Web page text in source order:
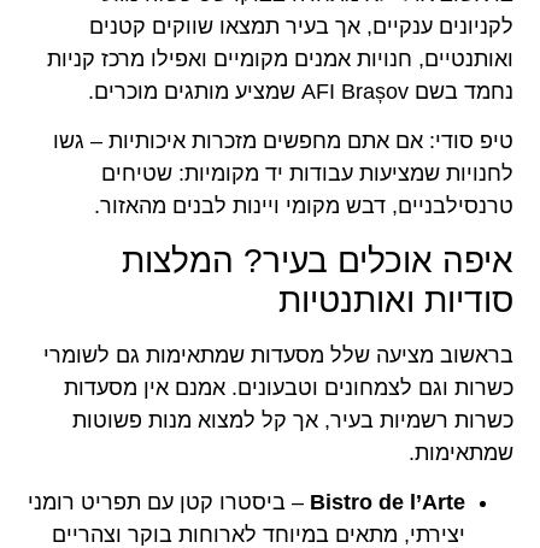
לקניונים ענקיים, אך בעיר תמצאו שווקים קטנים
ואותנטיים, חנויות אמנים מקומיים ואפילו מרכז קניות
נחמד בשם AFI Brașov שמציע מותגים מוכרים.
טיפ סודי: אם אתם מחפשים מזכרות איכותיות – גשו
לחנויות שמציעות עבודות יד מקומיות: שטיחים
טרנסילבניים, דבש מקומי ויינות לבנים מהאזור.
איפה אוכלים בעיר? המלצות
סודיות ואותנטיות
בראשוב מציעה שלל מסעדות שמתאימות גם לשומרי
כשרות וגם לצמחונים וטבעונים. אמנם אין מסעדות
כשרות רשמיות בעיר, אך קל למצוא מנות פשוטות
שמתאימות.
Bistro de l’Arte – ביסטרו קטן עם תפריט רומני
יצירתי, מתאים במיוחד לארוחות בוקר וצהריים